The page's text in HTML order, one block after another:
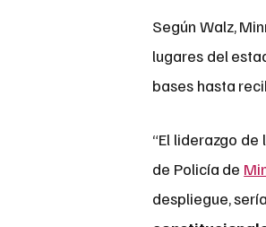
Según Walz,
lugares del
bases hasta
“El liderazgo
de Policía de
despliegue,